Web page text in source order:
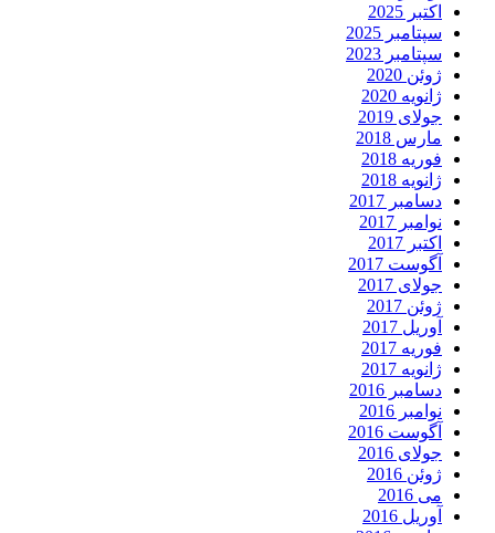
اکتبر 2025
سپتامبر 2025
سپتامبر 2023
ژوئن 2020
ژانویه 2020
جولای 2019
مارس 2018
فوریه 2018
ژانویه 2018
دسامبر 2017
نوامبر 2017
اکتبر 2017
آگوست 2017
جولای 2017
ژوئن 2017
آوریل 2017
فوریه 2017
ژانویه 2017
دسامبر 2016
نوامبر 2016
آگوست 2016
جولای 2016
ژوئن 2016
می 2016
آوریل 2016